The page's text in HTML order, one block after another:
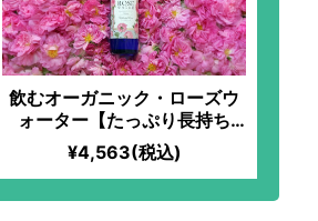
飲むオーガニック・ローズウ
ォーター【たっぷり長持ち
500ml】
¥4,563(税込)